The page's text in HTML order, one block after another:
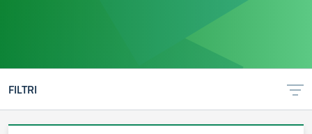
FILTRI